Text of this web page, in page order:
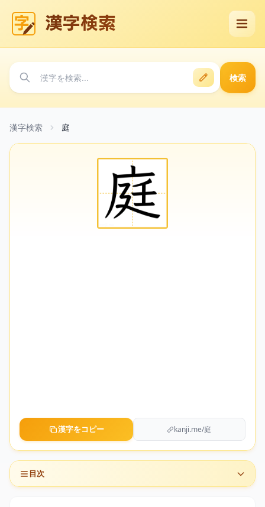
漢字検索
検索
漢字検索 庭
漢字をコピー kanji.me/庭
目次